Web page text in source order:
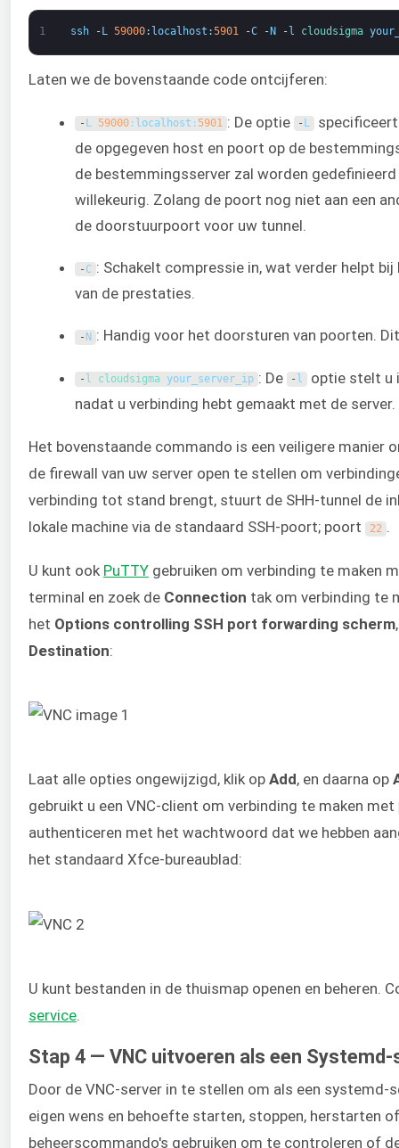
1 ssh - L 59000: localhost :5901 -C - N - l cloudsigma
Laten we de bovenstaande code ontcijferen:
- L 59000: localhost : 5901 : De optie - L
de opgegeven host en poort op de
de bestemmingsserver zal worden
willekeurig. Zolang de poort nog niet aan een
de doorstuurpoort voor uw tunnel.
- C : Schakelt compressie in, wat verder helpt
van de prestaties.
- N : Handig voor het doorsturen van poorten.
- l cloudsigma your_server_ip : De - l
optie stelt u
nadat u verbinding hebt gemaakt met de server.
Het bovenstaande commando is een veiligere manier
de firewall van uw server open te stellen om
verbinding tot stand brengt, stuurt de SHH-tunnel de
lokale machine via de standaard SSH-poort; poort
22 .
U kunt ook PuTTY gebruiken om verbinding te maken
terminal en zoek de Connection tak om verbinding te
het Options controlling SSH port forwarding scherm
Destination:
Laat alle opties ongewijzigd, klik op Add, en daarna op
gebruikt u een VNC-client om verbinding te maken met
authenticeren met het wachtwoord dat we hebben
het standaard Xfce-bureaublad:
U kunt bestanden in de thuismap openen en beheren.
service.
Stap 4 — VNC uitvoeren als een
Door de VNC-server in te stellen om als een systemd-
eigen wens en behoefte starten, stoppen, herstarten
beheerscommando's gebruiken om te controleren of